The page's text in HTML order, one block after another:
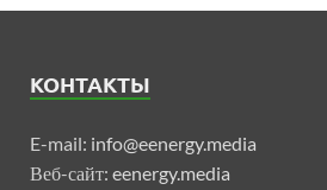
КОНТАКТЫ
E-mail: info@eenergy.media
Веб-сайт: eenergy.media